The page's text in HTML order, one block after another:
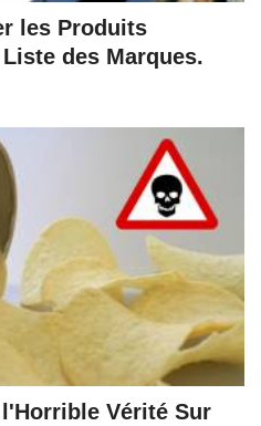
les Produits
des Marques.
Vérité Sur